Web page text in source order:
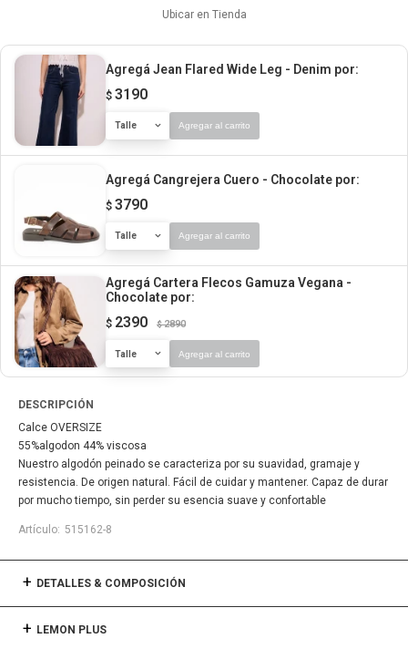
Ubicar en Tienda
Agregá Jean Flared Wide Leg - Denim por:
$ 3190
Talle Agregar al carrito
Agregá Cangrejera Cuero - Chocolate por:
$ 3790
Talle Agregar al carrito
Agregá Cartera Flecos Gamuza Vegana -
Chocolate por:
$ 2390 $ 2890
Talle Agregar al carrito
DESCRIPCIÓN
Calce OVERSIZE
55%algodon 44% viscosa
Nuestro algodón peinado se caracteriza por su suavidad, gramaje y
resistencia. De origen natural. Fácil de cuidar y mantener. Capaz de durar
por mucho tiempo, sin perder su esencia suave y confortable
515162-8
DETALLES & COMPOSICIÓN
LEMON PLUS